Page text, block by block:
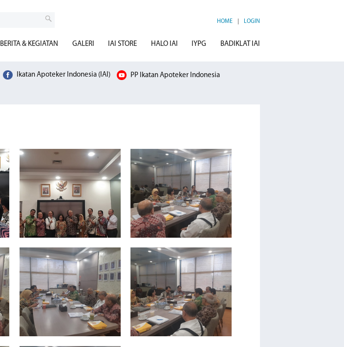
LOGIN
HOME
BERITA & KEGIATAN GALERI IAI STORE HALO IAI IYPG BADIKLAT IAI
Ikatan Apoteker Indonesia (IAI) PP Ikatan Apoteker Indonesia